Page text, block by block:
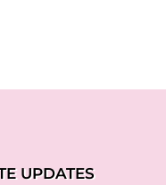
UPDATES